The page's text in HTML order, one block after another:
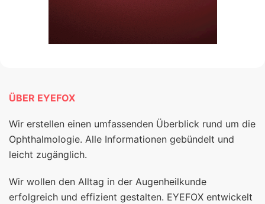
ÜBER EYEFOX
Wir erstellen einen umfassenden Überblick rund um die
Ophthalmologie. Alle Informationen gebündelt und
leicht zugänglich.
Wir wollen den Alltag in der Augenheilkunde
erfolgreich und effizient gestalten. EYEFOX entwickelt